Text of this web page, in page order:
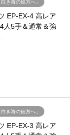
き海の彼方へ」
EP-EX-4 高レア
人5手＆通常＆強
き海の彼方へ」
EP-EX-3 高レア